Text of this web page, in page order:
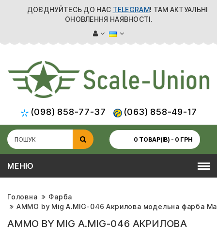
ДОЄДНУЙТЕСЬ ДО НАС TELEGRAM! ТАМ АКТУАЛЬНІ
ОНОВЛЕННЯ НАЯВНОСТІ.
(098) 858-77-37 (063) 858-49-17
0 ТОВАР(ІВ) - 0 ГРН
МЕНЮ
Головна
Фарба
AMMO by Mig A.MIG-046 Акрилова модельна фарба
AMMO BY MIG A.MIG-046 АКРИЛОВА